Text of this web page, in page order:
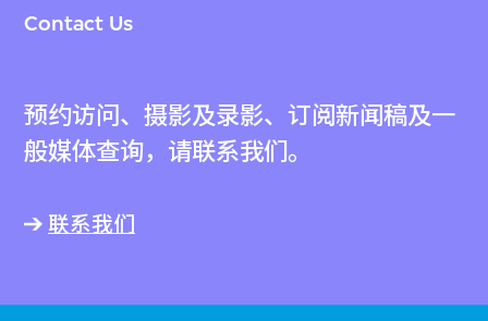
Contact Us
预约访问、摄影及录影、订阅新闻稿及一
般媒体查询，请联系我们。
联系我们